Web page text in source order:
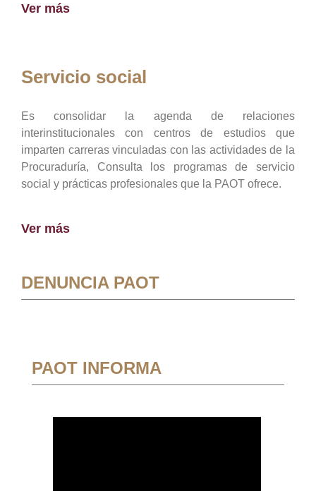
Ver más
Servicio social
Es consolidar la agenda de relaciones
interinstitucionales con centros de estudios que
imparten carreras vinculadas con las actividades de la
Procuraduría, Consulta los programas de servicio
social y prácticas profesionales que la PAOT ofrece.
Ver más
DENUNCIA PAOT
PAOT INFORMA